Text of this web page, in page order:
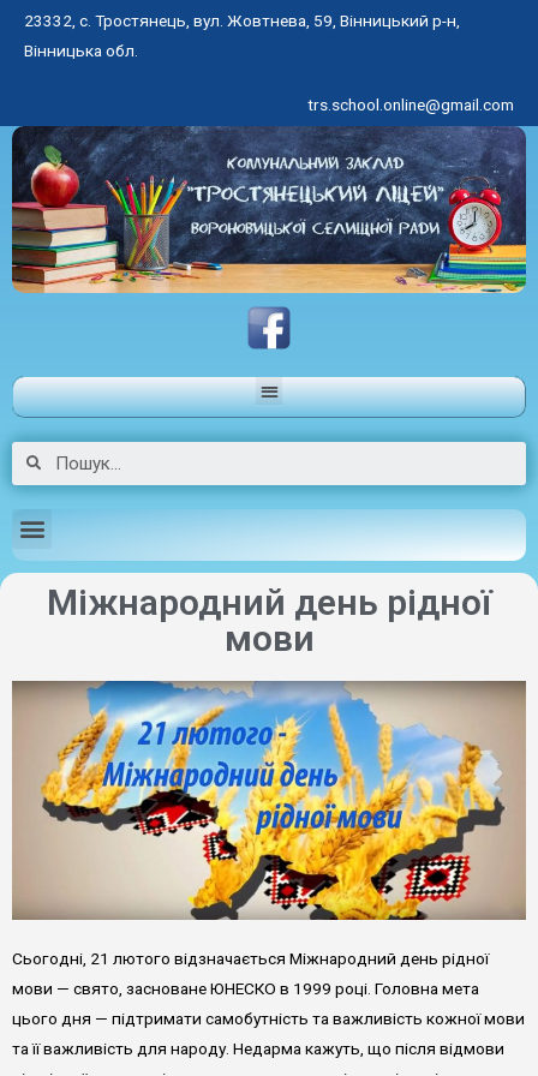
23332, с. Тростянець, вул. Жовтнева, 59, Вінницький р-н,
Вінницька обл.
trs.school.online@gmail.com
Міжнародний день рідної
мови
Сьогодні, 21 лютого відзначається Міжнародний день рідної
мови — свято, засноване ЮНЕСКО в 1999 році. Головна мета
цього дня — підтримати самобутність та важливість кожної мови
та її важливість для народу. Недарма кажуть, що після відмови